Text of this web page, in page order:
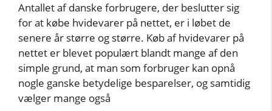
Antallet af danske forbrugere, der beslutter sig
for at købe hvidevarer på nettet, er i løbet de
senere år større og større. Køb af hvidevarer på
nettet er blevet populært blandt mange af den
simple grund, at man som forbruger kan opnå
nogle ganske betydelige besparelser, og samtidig
vælger mange også